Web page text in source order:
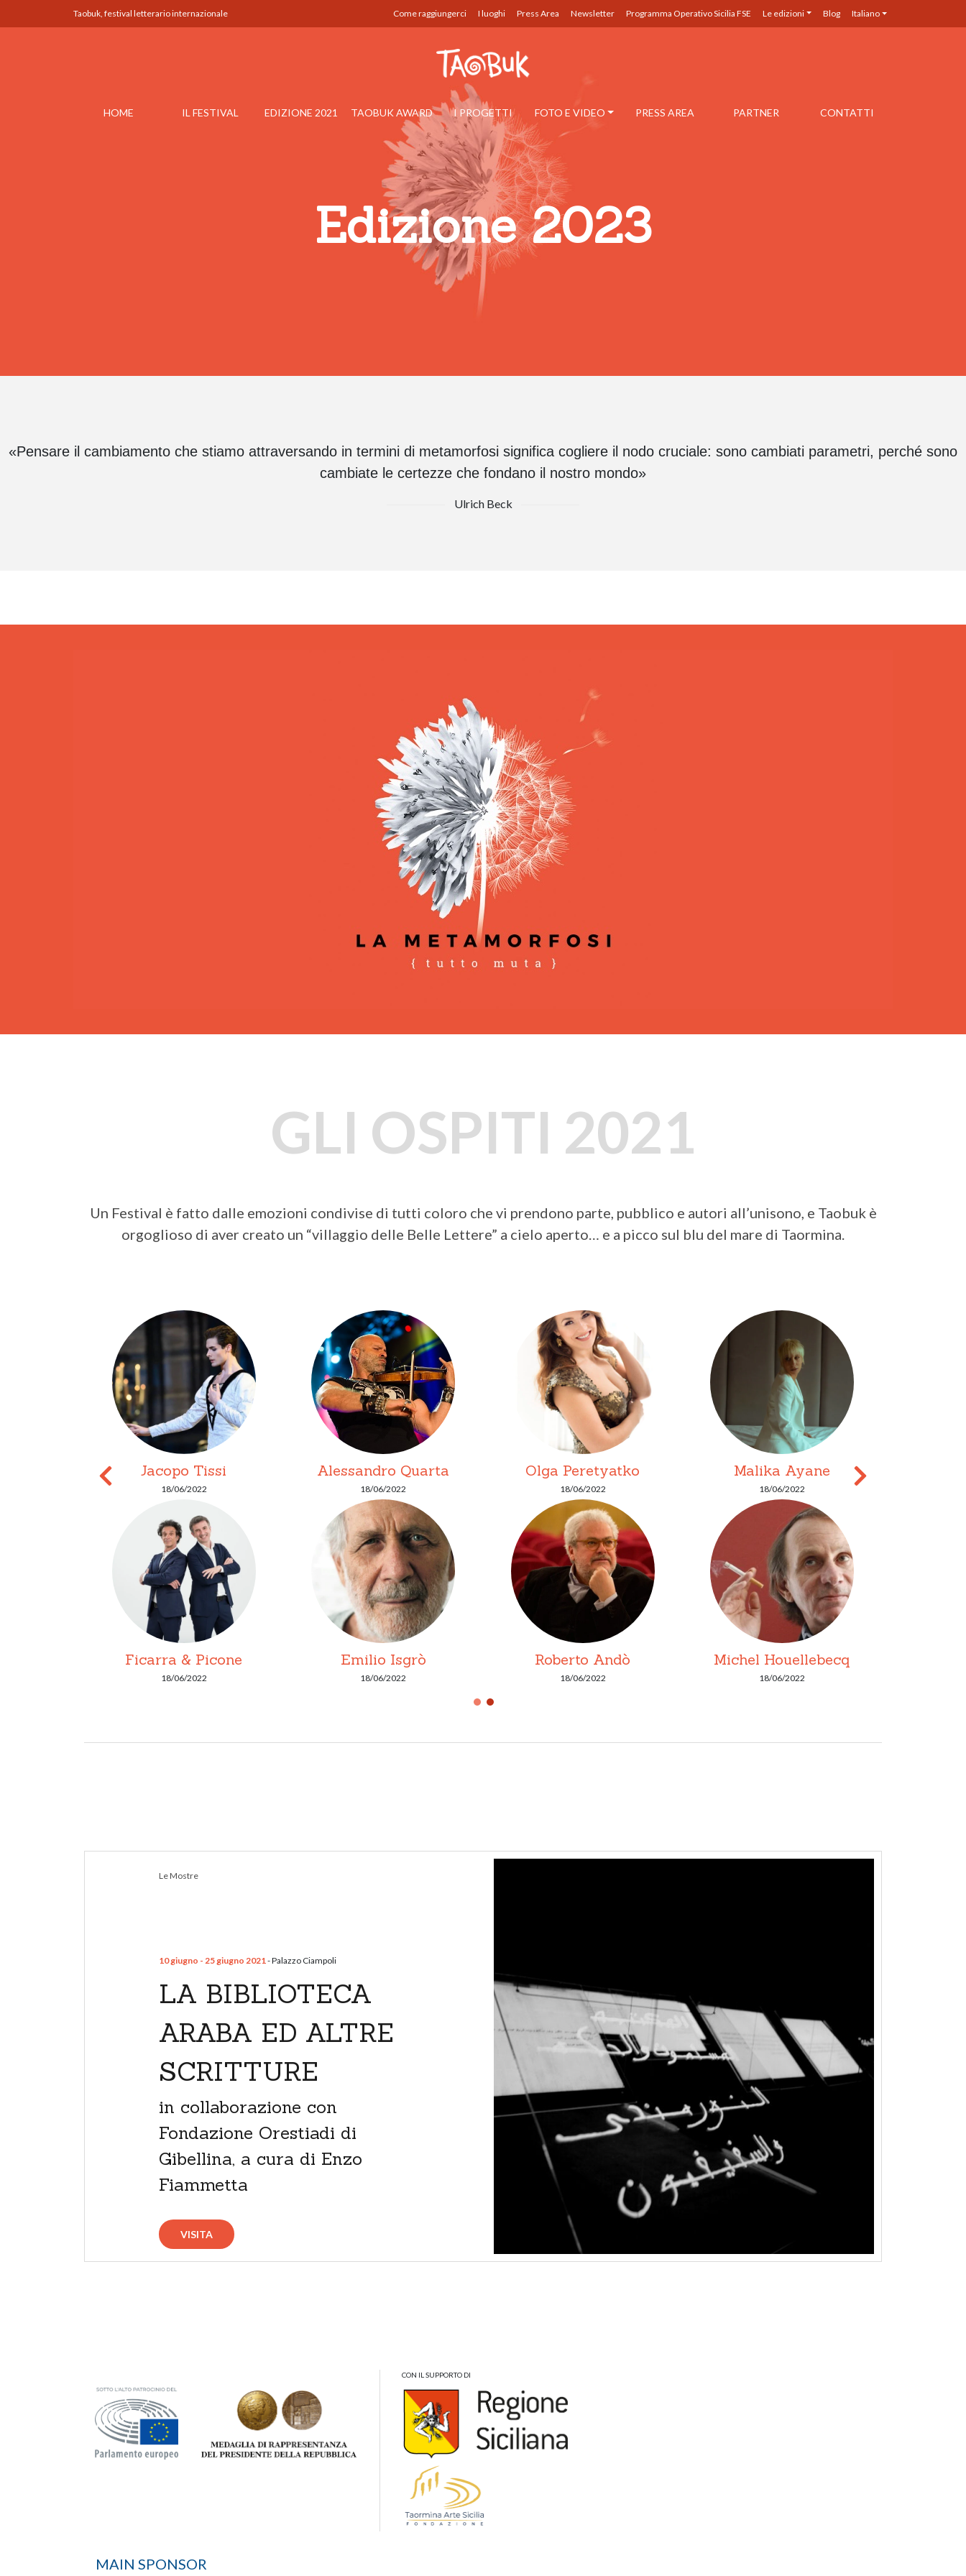
Taobuk, festival letterario internazionale Come raggiungerci I luoghi Press Area Newsletter Programma Operativo Sicilia FSE Le edizioni Blog Italiano
HOME IL FESTIVAL EDIZIONE 2021 TAOBUK AWARD I PROGETTI FOTO E VIDEO PRESS AREA PARTNER CONTATTI
Edizione 2023
«Pensare il cambiamento che stiamo attraversando in termini di metamorfosi significa cogliere il nodo cruciale: sono cambiati parametri, perché sono
cambiate le certezze che fondano il nostro mondo»
Ulrich Beck
GLI OSPITI 2021
Un Festival è fatto dalle emozioni condivise di tutti coloro che vi prendono parte, pubblico e autori all’unisono, e Taobuk è
orgoglioso di aver creato un “villaggio delle Belle Lettere” a cielo aperto… e a picco sul blu del mare di Taormina.
Jacopo Tissi
18/06/2022
Alessandro Quarta
18/06/2022
Olga Peretyatko
18/06/2022
Malika Ayane
18/06/2022
Ficarra & Picone
18/06/2022
Emilio Isgrò
18/06/2022
Roberto Andò
18/06/2022
Michel Houellebecq
18/06/2022
Le Mostre
10 giugno - 25 giugno 2021- Palazzo Ciampoli
LA BIBLIOTECA
ARABA ED ALTRE
SCRITTURE
in collaborazione con
Fondazione Orestiadi di
Gibellina, a cura di Enzo
Fiammetta
VISITA
CON IL SUPPORTO DI
MAIN SPONSOR